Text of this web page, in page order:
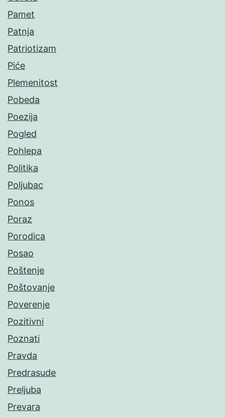
Pamet
Patnja
Patriotizam
Piće
Plemenitost
Pobeda
Poezija
Pogled
Pohlepa
Politika
Poljubac
Ponos
Poraz
Porodica
Posao
Poštenje
Poštovanje
Poverenje
Pozitivni
Poznati
Pravda
Predrasude
Preljuba
Prevara